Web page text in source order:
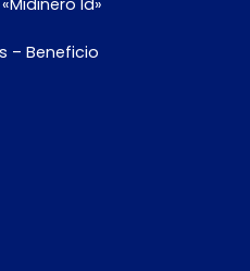
Id»
– Beneficio